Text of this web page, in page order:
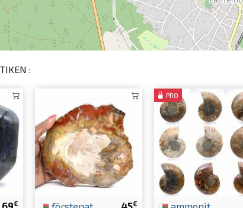
:
€ €
PRO